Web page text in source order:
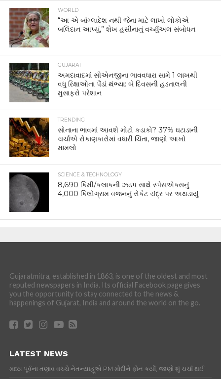
WORLD
“આ એ બાંગ્લાદેશ નથી જેના માટે લાખો લોકોએ
બલિદાન આપ્યું,” શેખ હસીનાનું વર્ચ્યુઅલ સંબોધન
GUJARAT
અમદાવાદમાં સીએનજીના ભાવવધારા સામે 1 લાખથી
વધુ રિક્ષાઓના પૈડાં થંભ્યા: બે દિવસની હડતાલની
મુસાફરો પરેશાન
TRENDING
સોનાના ભાવમાં આવશે મોટો કડાકો? 37% ઘટાડાની
ચર્ચાએ રોકાણકારોમાં વધારી ચિંતા, જાણો આખો
મામલો
SCIENCE & TECHNOLOGY
8,690 કિમી/કલાકની ઝડપ સાથે સ્પેસએક્સનું
4,000 કિલોગ્રામ વજનનું રોકેટ ચંદ્ર પર અથડાયું
Gujaratmitra, established in 1863, is one of the oldest and most
reputed newspapers in India. Its official Facebook page gives
you the opportunity to stay connected to the news &
happenings of Gujarat, India and around the world on the go.
LATEST NEWS
મધ્ય પૂર્વના તણાવ વચ્ચે નેતન્યાહૂએ PM મોદીને ફોન કર્યો, જાણો શું ચર્ચા થઈ